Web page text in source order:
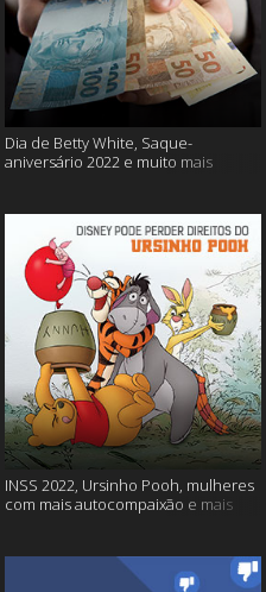
Dia de Betty White, Saque-
aniversário 2022 e muito mais
INSS 2022, Ursinho Pooh, mulheres
com mais autocompaixão e mais